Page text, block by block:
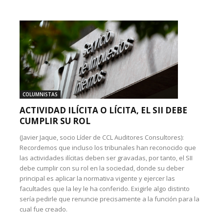
COLUMNISTAS
ACTIVIDAD ILÍCITA O LÍCITA, EL SII DEBE
CUMPLIR SU ROL
(Javier Jaque, socio Líder de CCL Auditores Consultores):
Recordemos que incluso los tribunales han reconocido que
las actividades ilícitas deben ser gravadas, por tanto, el SII
debe cumplir con su rol en la sociedad, donde su deber
principal es aplicar la normativa vigente y ejercer las
facultades que la ley le ha conferido. Exigirle algo distinto
sería pedirle que renuncie precisamente a la función para la
cual fue creado.